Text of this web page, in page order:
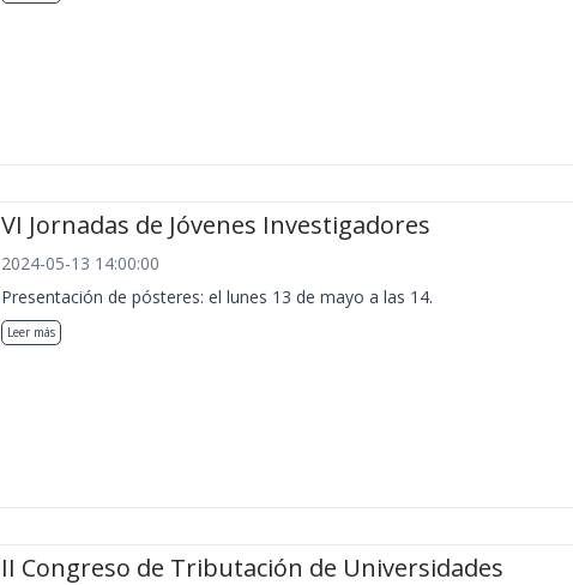
VI Jornadas de Jóvenes Investigadores
2024-05-13 14:00:00
Presentación de pósteres: el lunes 13 de mayo a las 14.
Leer más
II Congreso de Tributación de Universidades